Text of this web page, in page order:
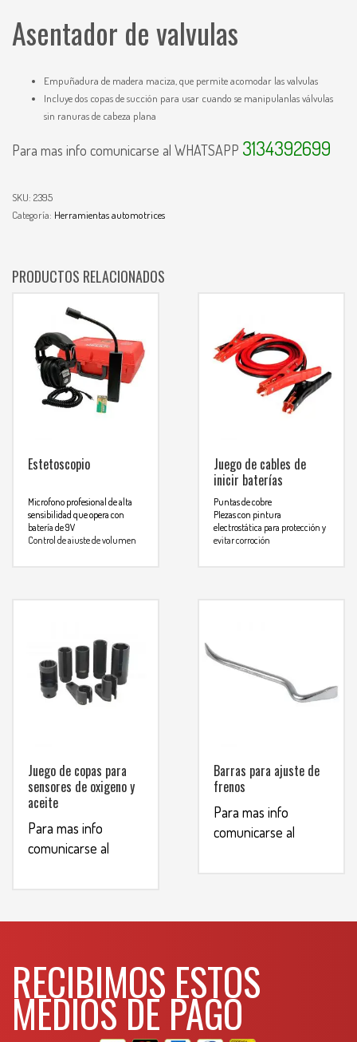
Asentador de valvulas
Empuñadura de madera maciza, que permite acomodar las valvulas
Incluye dos copas de succión para usar cuando se manipulanlas válvulas
sin ranuras de cabeza plana
Para mas info comunicarse al WHATSAPP 3134392699
SKU: 2395
Categoría: Herramientas automotrices
PRODUCTOS RELACIONADOS
Estetoscopio
Microfono profesional de alta
sensibilidad que opera con
batería de 9V
Control de ajuste de volumen
comunicarse al
WHATSAPP3134392699
Juego de cables de
inicir baterías
Puntas de cobre
PIezas con pintura
electrostática para protección y
evitar corroción
Juego de copas para
sensores de oxigeno y
aceite
Para mas info
comunicarse al
Barras para ajuste de
frenos
Para mas info
comunicarse al
RECIBIMOS ESTOS
MEDIOS DE PAGO